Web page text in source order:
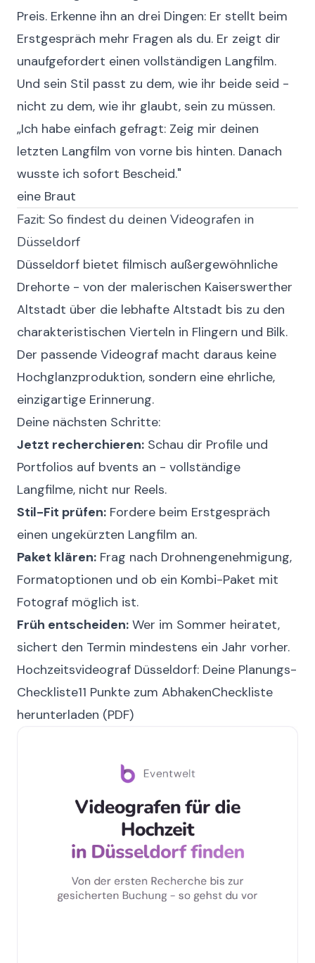
Preis. Erkenne ihn an drei Dingen: Er stellt beim
Erstgespräch mehr Fragen als du. Er zeigt dir
unaufgefordert einen vollständigen Langfilm.
Und sein Stil passt zu dem, wie ihr beide seid -
nicht zu dem, wie ihr glaubt, sein zu müssen.
„Ich habe einfach gefragt: Zeig mir deinen
letzten Langfilm von vorne bis hinten. Danach
wusste ich sofort Bescheid."
eine Braut
Fazit: So findest du deinen Videografen in
Düsseldorf
Düsseldorf bietet filmisch außergewöhnliche
Drehorte - von der malerischen Kaiserswerther
Altstadt über die lebhafte Altstadt bis zu den
charakteristischen Vierteln in Flingern und Bilk.
Der passende Videograf macht daraus keine
Hochglanzproduktion, sondern eine ehrliche,
einzigartige Erinnerung.
Deine nächsten Schritte:
Jetzt recherchieren: Schau dir Profile und
Portfolios auf bvents an - vollständige
Langfilme, nicht nur Reels.
Stil-Fit prüfen: Fordere beim Erstgespräch
einen ungekürzten Langfilm an.
Paket klären: Frag nach Drohnengenehmigung,
Formatoptionen und ob ein Kombi-Paket mit
Fotograf möglich ist.
Früh entscheiden: Wer im Sommer heiratet,
sichert den Termin mindestens ein Jahr vorher.
Hochzeitsvideograf Düsseldorf: Deine Planungs-
Checkliste11 Punkte zum AbhakenCheckliste
herunterladen (PDF)